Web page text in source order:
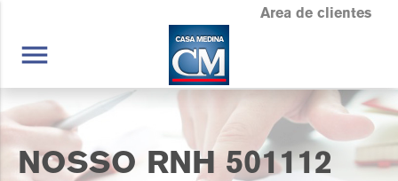
Area de clientes
menu
NOSSO RNH 501112